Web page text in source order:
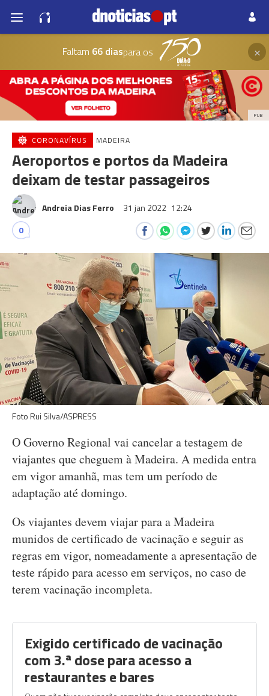
Faltam 66 diaspara os ×
PUB
CORONAVÍRUS MADEIRA
Aeroportos e portos da Madeira
deixam de testar passageiros
Andreia Dias Ferro 31 jan 2022 12:24
0
Foto Rui Silva/ASPRESS
O Governo Regional vai cancelar a testagem de
viajantes que cheguem à Madeira. A medida entra
em vigor amanhã, mas tem um período de
adaptação até domingo.
Os viajantes devem viajar para a Madeira
munidos de certificado de vacinação e seguir as
regras em vigor, nomeadamente a apresentação de
teste rápido para acesso em serviços, no caso de
terem vacinação incompleta.
Exigido certificado de vacinação
com 3.ª dose para acesso a
restaurantes e bares